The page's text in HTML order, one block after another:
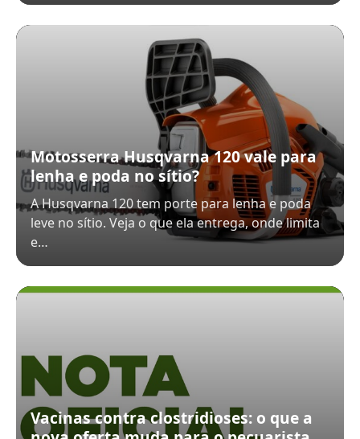
Motosserra Husqvarna 120 vale para
lenha e poda no sítio?
A Husqvarna 120 tem porte para lenha e poda
leve no sítio. Veja o que ela entrega, onde limita
e…
Vacinas contra clostridioses: o que a